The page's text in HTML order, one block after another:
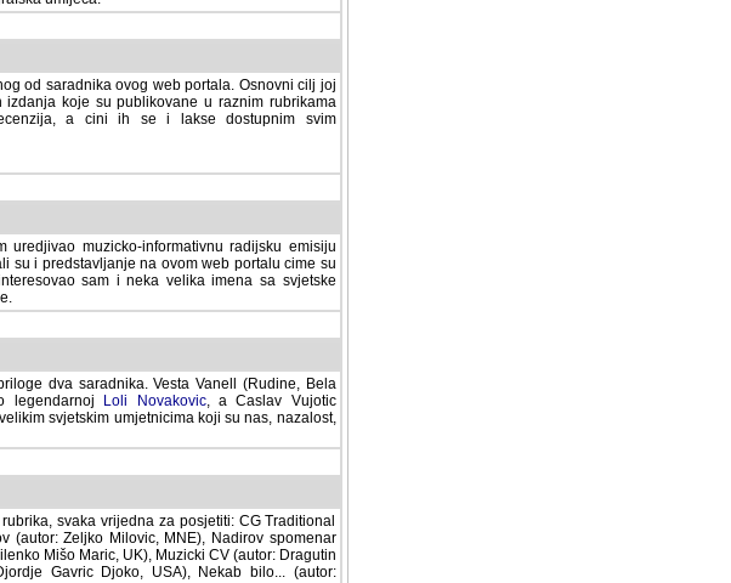
od saradnika ovog web portala. Osnovni cilj joj
koje su publikovane u raznim rubrikama
a cini ih se i lakse dostupnim svim
muzicko-informativnu radijsku emisiju
su i predstavljanje na ovom web portalu cime su
sam i neka velika imena sa svjetske
dva saradnika. Vesta Vanell (Rudine, Bela
legendarnoj
Loli Novakovic, a Caslav Vujotic
svjetskim umjetnicima koji su nas, nazalost,
svaka vrijedna za posjetiti: CG Traditional
(autor: Zeljko Milovic, MNE), Nadirov spomenar
Mišo Maric, UK), Muzicki CV (autor: Dragutin
Gavric Djoko, USA), Nekab bilo... (autor: